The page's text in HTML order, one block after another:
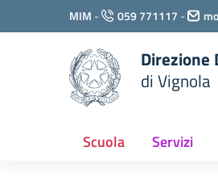
Vai ai contenuti
Vai al menu di navigazione
Vai al footer
MIM - 059 771117 -
Direzione
di Vignola
Scuola Servizi